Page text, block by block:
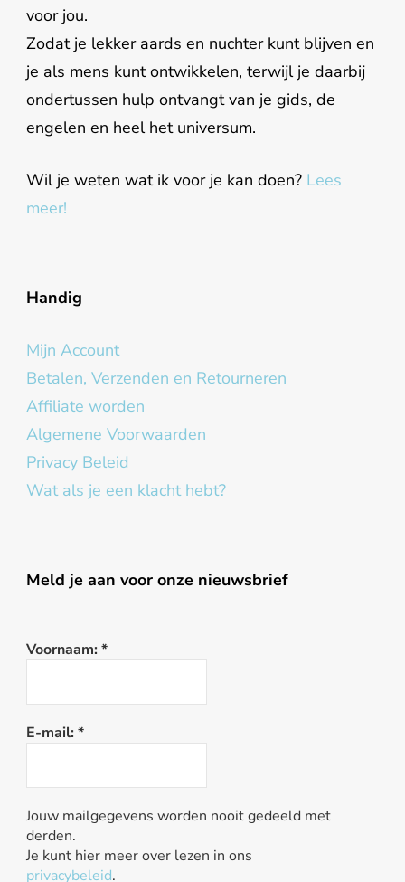
voor jou.
Zodat je lekker aards en nuchter kunt blijven en
je als mens kunt ontwikkelen, terwijl je daarbij
ondertussen hulp ontvangt van je gids, de
engelen en heel het universum.
Wil je weten wat ik voor je kan doen? Lees
meer!
Handig
Mijn Account
Betalen, Verzenden en Retourneren
Affiliate worden
Algemene Voorwaarden
Privacy Beleid
Wat als je een klacht hebt?
Meld je aan voor onze nieuwsbrief
Voornaam: *
E-mail: *
Jouw mailgegevens worden nooit gedeeld met
derden.
Je kunt hier meer over lezen in ons
privacybeleid.